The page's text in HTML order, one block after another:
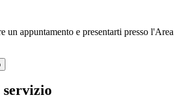
un appuntamento e presentarti presso l'Area